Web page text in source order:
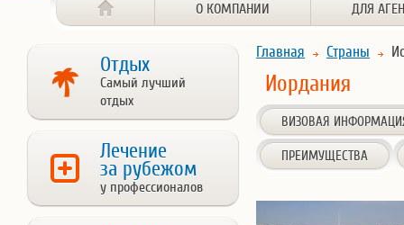
О КОМПАНИИ ДЛЯ
Отдых
Самый лучший
отдых
Лечение
за рубежом
у профессионалов
Главная Страны
Иордания
ВИЗОВАЯ
ПРЕИМУЩЕСТВА